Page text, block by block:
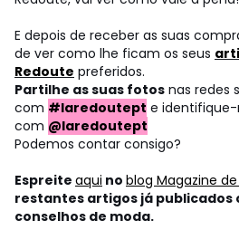
E depois de receber as suas
de ver como lhe ficam os seus
Redoute preferidos.
Partilhe as suas fotos nas redes
com #laredoutept e identifique-
com @laredoutept
Podemos contar consigo?
Espreite aqui no blog Magazine
restantes artigos já publicados
conselhos de moda.